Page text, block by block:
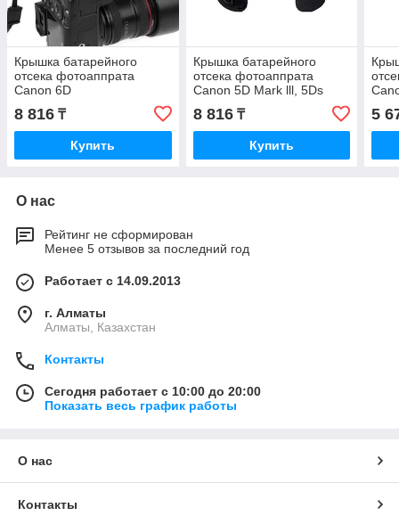
Крышка батарейного
отсека фотоаппрата
Canon 6D
8 816 ₸
Купить
Крышка батарейного
отсека фотоаппрата
Canon 5D Mark lll, 5Ds
8 816₸
Купить
5
О нас
Рейтинг не сформирован
Менее 5 отзывов за последний год
Работает с 14.09.2013
г. Алматы
Алматы, Казахстан
Контакты
Сегодня работает с 10:00 до 20:00
Показать весь график работы
О нас
Контакты